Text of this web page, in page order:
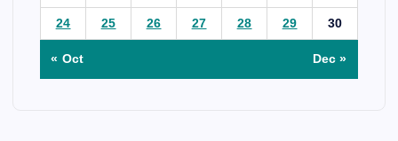
24 25 26 27 28 29 30
« Oct Dec »